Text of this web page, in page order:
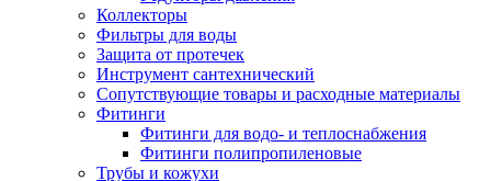
Коллекторы
Фильтры для воды
Защита от протечек
Инструмент сантехнический
Сопутствующие товары и расходные материалы
Фитинги
Фитинги для водо- и теплоснабжения
Фитинги полипропиленовые
Трубы и кожухи